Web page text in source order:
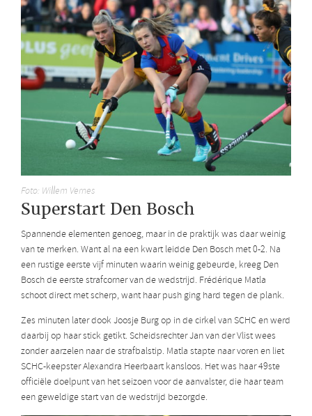
Foto: Willem Vernes
Superstart Den Bosch
Spannende elementen genoeg, maar in de praktijk was daar weinig
van te merken. Want al na een kwart leidde Den Bosch met 0-2. Na
een rustige eerste vijf minuten waarin weinig gebeurde, kreeg Den
Bosch de eerste strafcorner van de wedstrijd. Frédérique Matla
schoot direct met scherp, want haar push ging hard tegen de plank.
Zes minuten later dook Joosje Burg op in de cirkel van SCHC en werd
daarbij op haar stick getikt. Scheidsrechter Jan van der Vlist wees
zonder aarzelen naar de strafbalstip. Matla stapte naar voren en liet
SCHC-keepster Alexandra Heerbaart kansloos. Het was haar 49ste
officiële doelpunt van het seizoen voor de aanvalster, die haar team
een geweldige start van de wedstrijd bezorgde.